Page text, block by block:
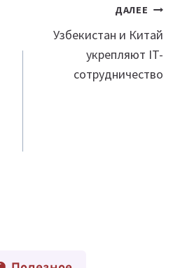
ДАЛЕЕ
Узбекистан и Китай
укрепляют IT-
сотрудничество